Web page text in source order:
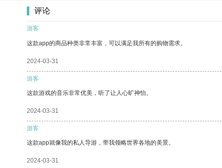
评论
游客
这款app的商品种类非常丰富，可以满足我所有的购物需求。
2024-03-31
游客
这款游戏的音乐非常优美，听了让人心旷神怡。
2024-03-31
游客
这款app就像我的私人导游，带我领略世界各地的美景。
2024-03-31